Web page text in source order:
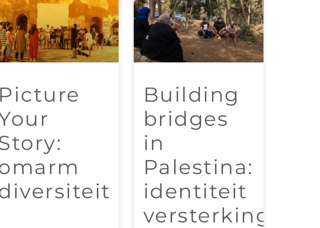
Picture
Building
bridges
in
Palestina:
identiteit
versterking